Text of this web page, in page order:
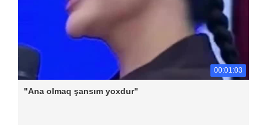
00:01:03
"Ana olmaq şansım yoxdur"